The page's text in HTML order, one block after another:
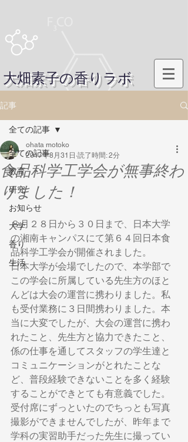
大畑素子の香りラボ
記事
全ての記事
教育
研究
お知らせ
大学
香り
生活
全ての記事
食品科学工学会が無事終わ
りました！
ohata motoko
2017年8月31日 読了時間: 2分
８月２８日から３０日まで、日本大学
の湘南キャンパスにて第６４回日本食
品科学工学会が開催されました。
日本大学が会場でしたので、本学部で
この学会に所属している先生方のほと
んどは大会の運営に携わりました。私
も受付業務に３日間携わりました。本
当に大変でしたが、大会の運営に携わ
れたこと、先生方と協力できたこと、
係の仕事を通してスタッフの学生達と
コミュニケーションがとれたことな
ど、普段経験できないことを多く経験
することができとても有意義でした。
受付席にずっといたのでちっとも写真
撮影ができませんでしたが、昨年まで
学科の実習助手だった先生に撮ってい